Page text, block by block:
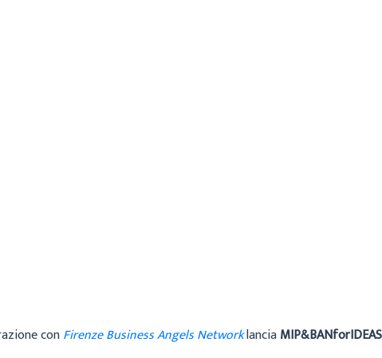
conFirenze Business Angels Networklancia